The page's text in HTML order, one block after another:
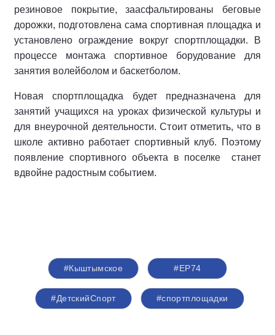
резиновое покрытие, заасфальтированы беговые
дорожки, подготовлена сама спортивная площадка и
установлено ограждение вокруг спортплощадки. В
процессе монтажа спортивное борудование для
занятия волейболом и баскетболом.
Новая спортплощадка будет предназначена для
занятий учащихся на уроках физической культуры и
для внеурочной деятельности. Стоит отметить, что в
школе активно работает спортивный клуб. Поэтому
появление спортивного объекта в поселке станет
вдвойне радостным событием.
#Кыштымское #ЕР74
#ДетскийСпорт #спортплощадки